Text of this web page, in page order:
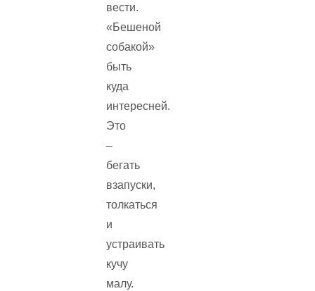
вести.
«Бешеной
собакой»
быть
куда
интересней.
Это
–
бегать
взапуски,
толкаться
и
устраивать
кучу
малу.